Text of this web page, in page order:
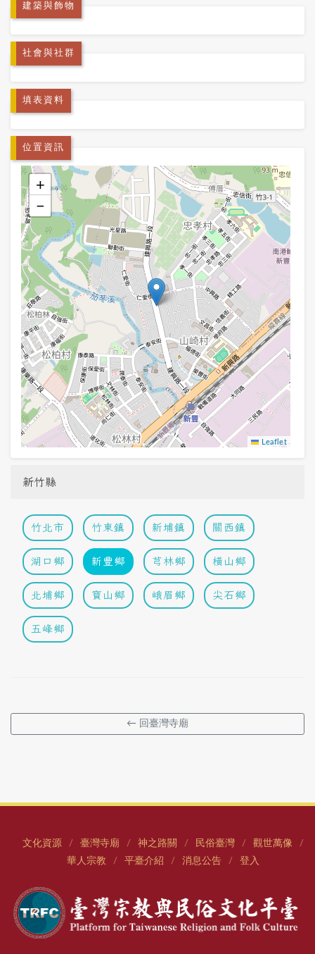
建築與飾物
社會與社群
填表資料
位置資訊
+
−
Leaflet
新竹縣
竹北市 竹東鎮 新埔鎮 關西鎮
湖口鄉 新豐鄉 芎林鄉 橫山鄉
北埔鄉 寶山鄉 峨眉鄉 尖石鄉
五峰鄉
← 回臺灣寺廟
文化資源 / 臺灣寺廟 / 神之路關 / 民俗臺灣 / 觀世萬像 /
華人宗教 / 平臺介紹 / 消息公告 / 登入